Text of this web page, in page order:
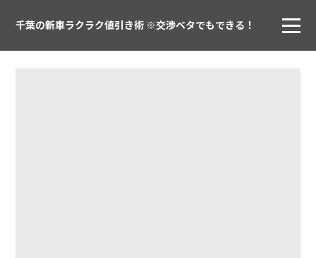
千葉の新車ラクラク値引き術 ※交渉ベタでもできる！